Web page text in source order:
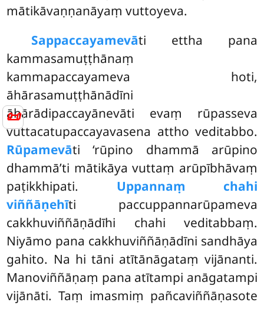
📜
mātikāvaṇṇanāyaṃ vuttoyeva.
Sappaccayamevāti ettha pana
kammasamuṭṭhānaṃ
kammapaccayameva hoti,
āhārasamuṭṭhānādīni
āhārādipaccayānevāti evaṃ rūpasseva
vuttacatupaccayavasena attho veditabbo.
Rūpamevāti ‘rūpino dhammā arūpino
dhammā’ti mātikāya vuttaṃ arūpībhāvaṃ
paṭikkhipati. Uppannaṃ chahi
viññāṇehīti paccuppannarūpameva
cakkhuviññāṇādīhi chahi veditabbaṃ.
Niyāmo pana cakkhuviññāṇādīni sandhāya
gahito. Na hi tāni atītānāgataṃ vijānanti.
Manoviññāṇaṃ pana atītampi anāgatampi
vijānāti. Taṃ imasmiṃ pañcaviññāṇasote